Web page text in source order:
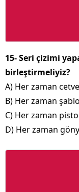
15- Seri çizimi
birleştirmeliyiz?
A) Her zaman
B) Her zaman
C) Her zaman
D) Her zaman